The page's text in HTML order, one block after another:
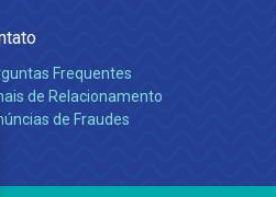
Frequentes
de Relacionamento
de Fraudes